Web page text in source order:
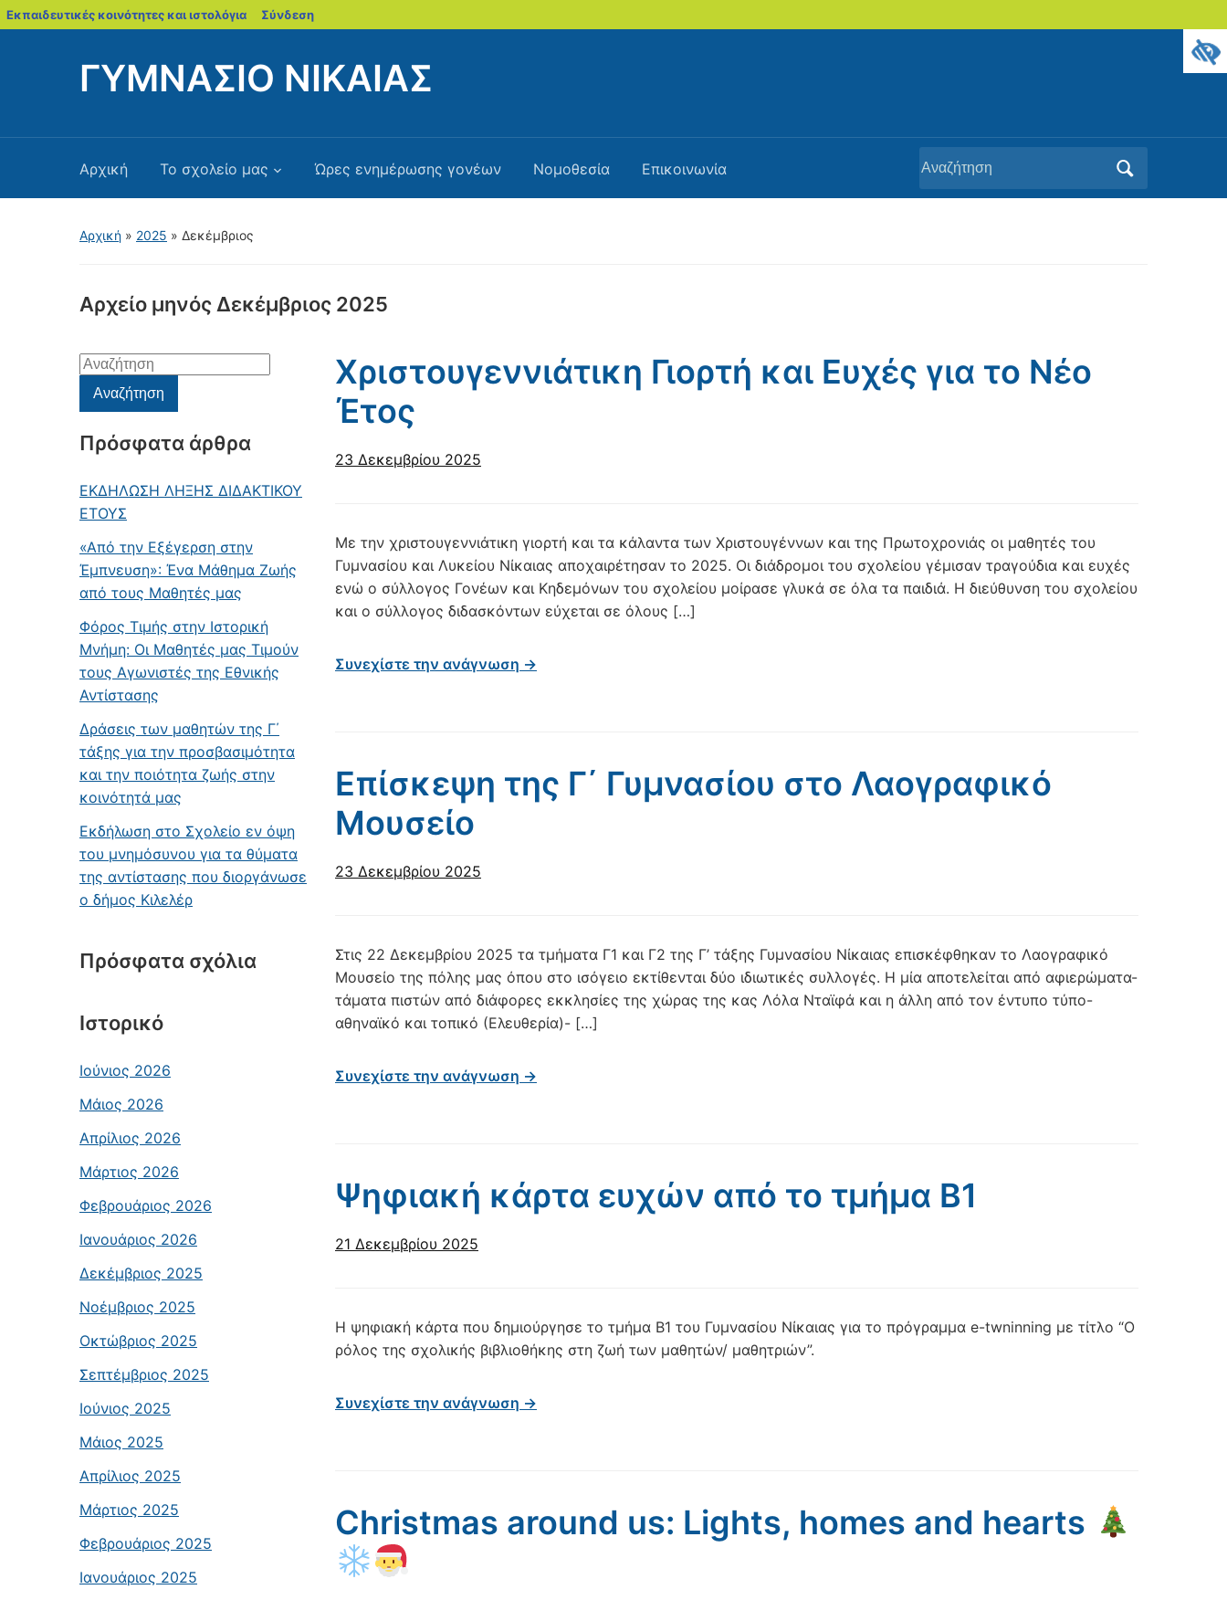
Εκπαιδευτικές κοινότητες και ιστολόγια blogs.sch.gr
Σύνδεση
ΓΥΜΝΑΣΙΟ ΝΙΚΑΙΑΣ
Αρχική Το σχολείο μας Ώρες ενημέρωσης γονέων Νομοθεσία Επικοινωνία
Αναζήτηση
για:
Αρχική » 2025 » Δεκέμβριος
Αρχείο μηνός Δεκέμβριος 2025
Αναζήτηση
για:Αναζήτηση
Πρόσφατα άρθρα
ΕΚΔΗΛΩΣΗ ΛΗΞΗΣ ΔΙΔΑΚΤΙΚΟΥ
ΕΤΟΥΣ
«Από την Εξέγερση στην
Έμπνευση»: Ένα Μάθημα Ζωής
από τους Μαθητές μας
Φόρος Τιμής στην Ιστορική
Μνήμη: Οι Μαθητές μας Τιμούν
τους Αγωνιστές της Εθνικής
Αντίστασης
Δράσεις των μαθητών της Γ΄
τάξης για την προσβασιμότητα
και την ποιότητα ζωής στην
κοινότητά μας
Εκδήλωση στο Σχολείο εν όψη
του μνημόσυνου για τα θύματα
της αντίστασης που διοργάνωσε
ο δήμος Κιλελέρ
Πρόσφατα σχόλια
Ιστορικό
Ιούνιος 2026
Μάιος 2026
Απρίλιος 2026
Μάρτιος 2026
Φεβρουάριος 2026
Ιανουάριος 2026
Δεκέμβριος 2025
Νοέμβριος 2025
Οκτώβριος 2025
Σεπτέμβριος 2025
Ιούνιος 2025
Μάιος 2025
Απρίλιος 2025
Μάρτιος 2025
Φεβρουάριος 2025
Ιανουάριος 2025
Χριστουγεννιάτικη Γιορτή και Ευχές για το Νέο
Έτος
23 Δεκεμβρίου 2025
Με την χριστουγεννιάτικη γιορτή και τα κάλαντα των Χριστουγέννων και της Πρωτοχρονιάς οι μαθητές του
Γυμνασίου και Λυκείου Νίκαιας αποχαιρέτησαν το 2025. Οι διάδρομοι του σχολείου γέμισαν τραγούδια και ευχές
ενώ ο σύλλογος Γονέων και Κηδεμόνων του σχολείου μοίρασε γλυκά σε όλα τα παιδιά. Η διεύθυνση του σχολείου
και ο σύλλογος διδασκόντων εύχεται σε όλους […]
Συνεχίστε την ανάγνωση →
Επίσκεψη της Γ΄ Γυμνασίου στο Λαογραφικό
Μουσείο
23 Δεκεμβρίου 2025
Στις 22 Δεκεμβρίου 2025 τα τμήματα Γ1 και Γ2 της Γ’ τάξης Γυμνασίου Νίκαιας επισκέφθηκαν το Λαογραφικό
Μουσείο της πόλης μας όπου στο ισόγειο εκτίθενται δύο ιδιωτικές συλλογές. Η μία αποτελείται από αφιερώματα-
τάματα πιστών από διάφορες εκκλησίες της χώρας της κας Λόλα Νταϊφά και η άλλη από τον έντυπο τύπο-
αθηναϊκό και τοπικό (Ελευθερία)- […]
Συνεχίστε την ανάγνωση →
Ψηφιακή κάρτα ευχών από το τμήμα Β1
21 Δεκεμβρίου 2025
Η ψηφιακή κάρτα που δημιούργησε το τμήμα Β1 του Γυμνασίου Νίκαιας για το πρόγραμμα e-twninning με τίτλο “Ο
ρόλος της σχολικής βιβλιοθήκης στη ζωή των μαθητών/ μαθητριών”.
Συνεχίστε την ανάγνωση →
Christmas around us: Lights, homes and hearts